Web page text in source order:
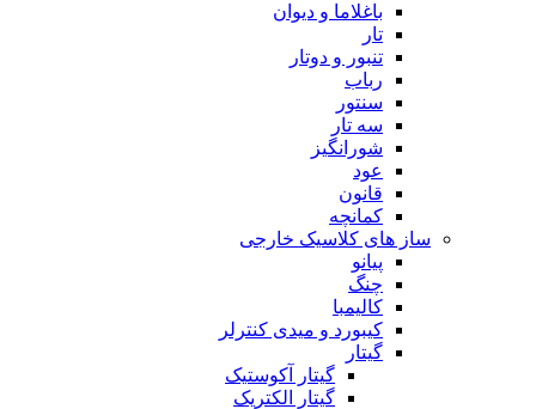
باغلاما و دیوان
تار
تنبور و دوتار
رباب
سنتور
سه تار
شورانگیز
عود
قانون
کمانچه
ساز های کلاسیک خارجی
پیانو
چنگ
کالیمبا
کیبورد و میدی کنترلر
گیتار
گیتار آکوستیک
گیتار الکتریک